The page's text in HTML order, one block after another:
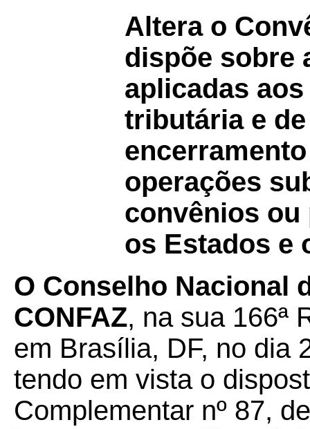
Altera o
dispõe sobre
aplicadas
tributária e
operações
convênios
os Estados e
O Conselho Nacional
CONFAZ, na sua 166ª
em Brasília, DF, no dia
tendo em vista o
Complementar nº 87,